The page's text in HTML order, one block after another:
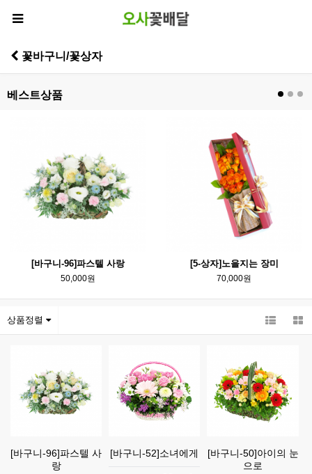
꽃바구니/꽃상자
베스트상품
[바구니-96]파스텔 사랑
50,000원
[5-상자]노을지는 장미
70,000원
상품정렬
[바구니-96]파스텔 사
랑
[바구니-52]소녀에게
[바구니-50]아이의 눈
으로